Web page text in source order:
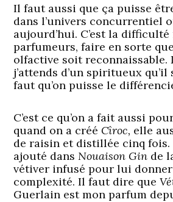
Il faut aussi que ça puisse
dans l’univers concurrentiel
aujourd’hui. C’est la difficulté
parfumeurs, faire en sorte
olfactive soit reconnaissable.
j’attends d’un spiritueux
faut qu’on puisse le
C’est ce qu’on a fait aussi
quand on a créé Cîroc, elle
de raisin et distillée cinq fois.
ajouté dans Nouaison Gin de
vétiver infusé pour lui
complexité. Il faut dire que
Guerlain est mon parfum